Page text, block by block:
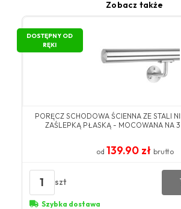
Zobacz także
DOSTĘPNY OD
RĘKI
PORĘCZ SCHODOWA ŚCIENNA ZE STALI
ZAŚLEPKĄ PŁASKĄ - MOCOWANA NA
od 139.90 zł brutto
1 szt
Szybka dostawa